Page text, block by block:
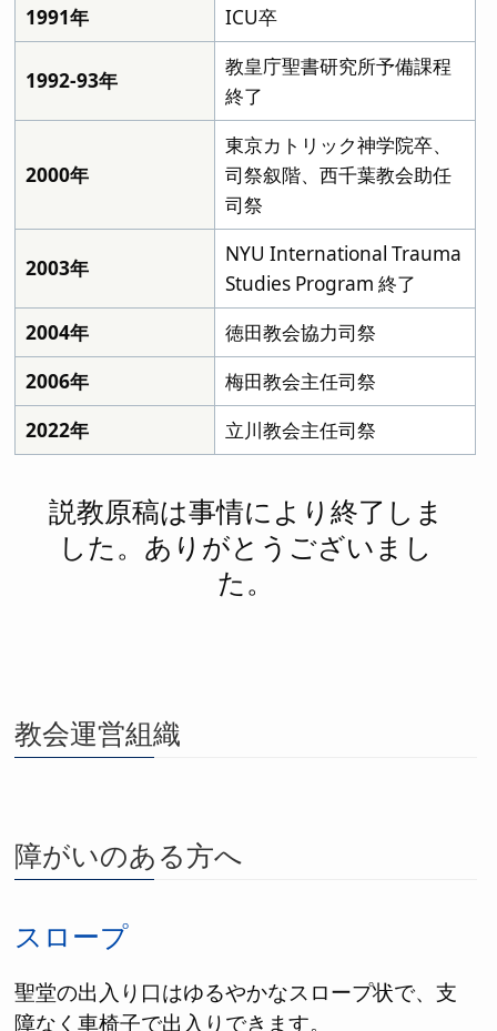
1991年 ICU卒
1992-93年
教皇庁聖書研究所予備課程
終了
2000年
東京カトリック神学院卒、
司祭叙階、西千葉教会助任
司祭
2003年
NYU International Trauma
Studies Program 終了
2004年
徳田教会協力司祭
2006年
梅田教会主任司祭
2022年
立川教会主任司祭
説教原稿は事情により終了しま
した。ありがとうございまし
た。
教会運営組織
障がいのある方へ
スロープ
聖堂の出入り口はゆるやかなスロープ状で、支
障なく車椅子で出入りできます。